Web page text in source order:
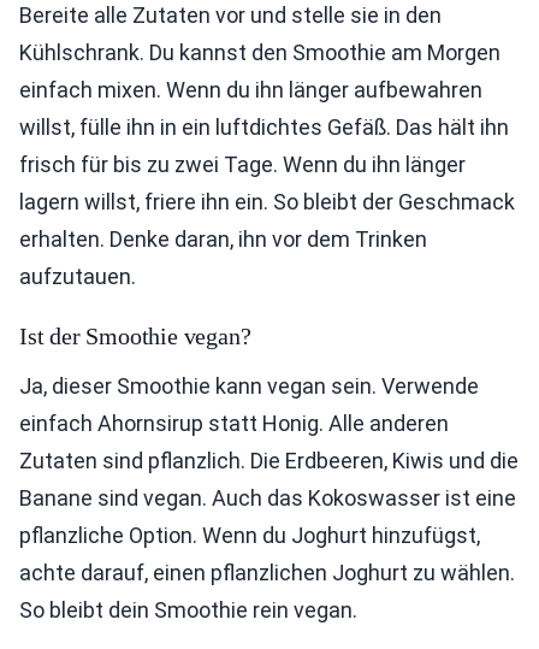
Bereite alle Zutaten vor und stelle sie in den
Kühlschrank. Du kannst den Smoothie am Morgen
einfach mixen. Wenn du ihn länger aufbewahren
willst, fülle ihn in ein luftdichtes Gefäß. Das hält ihn
frisch für bis zu zwei Tage. Wenn du ihn länger
lagern willst, friere ihn ein. So bleibt der Geschmack
erhalten. Denke daran, ihn vor dem Trinken
aufzutauen.
Ist der Smoothie vegan?
Ja, dieser Smoothie kann vegan sein. Verwende
einfach Ahornsirup statt Honig. Alle anderen
Zutaten sind pflanzlich. Die Erdbeeren, Kiwis und die
Banane sind vegan. Auch das Kokoswasser ist eine
pflanzliche Option. Wenn du Joghurt hinzufügst,
achte darauf, einen pflanzlichen Joghurt zu wählen.
So bleibt dein Smoothie rein vegan.